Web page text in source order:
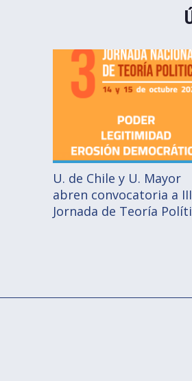
U. de Chile y U. Mayor
abren convocatoria a III
Jornada de Teoría